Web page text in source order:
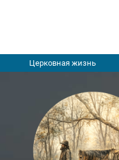
Церковная жизнь